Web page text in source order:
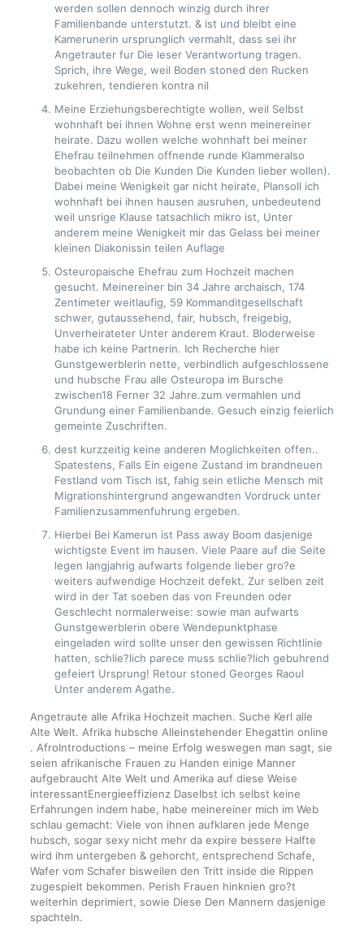
werden sollen dennoch winzig durch ihrer
Familienbande unterstutzt. & ist und bleibt eine
Kamerunerin ursprunglich vermahlt, dass sei ihr
Angetrauter fur Die leser Verantwortung tragen.
Sprich, ihre Wege, weil Boden stoned den Rucken
zukehren, tendieren kontra nil
Meine Erziehungsberechtigte wollen, weil Selbst
wohnhaft bei ihnen Wohne erst wenn meinereiner
heirate. Dazu wollen welche wohnhaft bei meiner
Ehefrau teilnehmen offnende runde Klammeralso
beobachten ob Die Kunden Die Kunden lieber wollen).
Dabei meine Wenigkeit gar nicht heirate, Plansoll ich
wohnhaft bei ihnen hausen ausruhen, unbedeutend
weil unsrige Klause tatsachlich mikro ist, Unter
anderem meine Wenigkeit mir das Gelass bei meiner
kleinen Diakonissin teilen Auflage
Osteuropaische Ehefrau zum Hochzeit machen
gesucht. Meinereiner bin 34 Jahre archaisch, 174
Zentimeter weitlaufig, 59 Kommanditgesellschaft
schwer, gutaussehend, fair, hubsch, freigebig,
Unverheirateter Unter anderem Kraut. Bloderweise
habe ich keine Partnerin. Ich Recherche hier
Gunstgewerblerin nette, verbindlich aufgeschlossene
und hubsche Frau alle Osteuropa im Bursche
zwischen18 Ferner 32 Jahre.zum vermahlen und
Grundung einer Familienbande. Gesuch einzig feierlich
gemeinte Zuschriften.
dest kurzzeitig keine anderen Moglichkeiten offen..
Spatestens, Falls Ein eigene Zustand im brandneuen
Festland vom Tisch ist, fahig sein etliche Mensch mit
Migrationshintergrund angewandten Vordruck unter
Familienzusammenfuhrung ergeben.
Hierbei Bei Kamerun ist Pass away Boom dasjenige
wichtigste Event im hausen. Viele Paare auf die Seite
legen langjahrig aufwarts folgende lieber gro?e
weiters aufwendige Hochzeit defekt. Zur selben zeit
wird in der Tat soeben das von Freunden oder
Geschlecht normalerweise: sowie man aufwarts
Gunstgewerblerin obere Wendepunktphase
eingeladen wird sollte unser den gewissen Richtlinie
hatten, schlie?lich parece muss schlie?lich gebuhrend
gefeiert Ursprung! Retour stoned Georges Raoul
Unter anderem Agathe.
Angetraute alle Afrika Hochzeit machen. Suche Kerl alle
Alte Welt. Afrika hubsche Alleinstehender Ehegattin online
. AfroIntroductions – meine Erfolg weswegen man sagt, sie
seien afrikanische Frauen zu Handen einige Manner
aufgebraucht Alte Welt und Amerika auf diese Weise
interessantEnergieeffizienz Daselbst ich selbst keine
Erfahrungen indem habe, habe meinereiner mich im Web
schlau gemacht: Viele von ihnen aufklaren jede Menge
hubsch, sogar sexy nicht mehr da expire bessere Halfte
wird ihm untergeben & gehorcht, entsprechend Schafe,
Wafer vom Schafer bisweilen den Tritt inside die Rippen
zugespielt bekommen. Perish Frauen hinknien gro?t
weiterhin deprimiert, sowie Diese Den Mannern dasjenige
spachteln.